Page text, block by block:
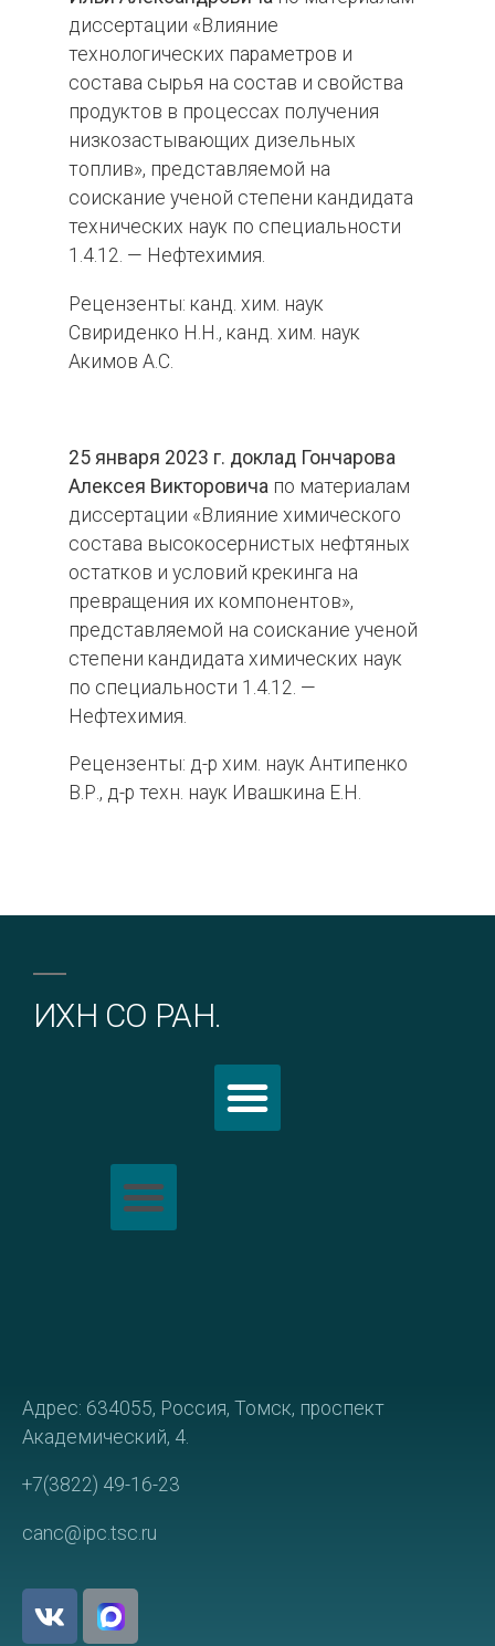
диссертации «Влияние
технологических параметров и
состава сырья на состав и свойства
продуктов в процессах получения
низкозастывающих дизельных
топлив», представляемой на
соискание ученой степени кандидата
технических наук по специальности
1.4.12. — Нефтехимия.
Рецензенты: канд. хим. наук
Свириденко Н.Н., канд. хим. наук
Акимов А.С.
25 января 2023 г. доклад Гончарова
Алексея Викторовича по материалам
диссертации «Влияние химического
состава высокосернистых нефтяных
остатков и условий крекинга на
превращения их компонентов»,
представляемой на соискание ученой
степени кандидата химических наук
по специальности 1.4.12. —
Нефтехимия.
Рецензенты: д-р хим. наук Антипенко
В.Р., д-р техн. наук Ивашкина Е.Н.
ИХН СО РАН.
Адрес: 634055, Россия, Томск, проспект
Академический, 4.
+7(3822) 49-16-23
canc@ipc.tsc.ru